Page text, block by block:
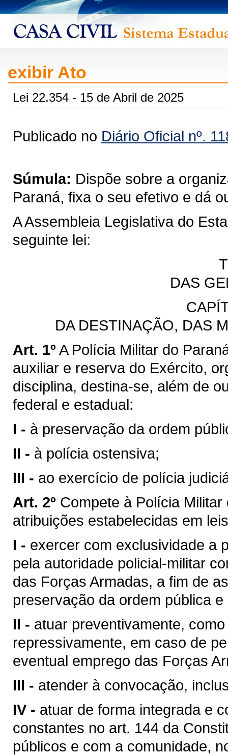
exibir Ato
Lei 22.354 - 15 de Abril de 2025
Publicado no Diário Oficial nº.
Súmula: Dispõe sobre a
Paraná, fixa o seu efetivo e dá
A Assembleia Legislativa do
seguinte lei:
DAS
DA DESTINAÇÃO, DAS
Art. 1º A Polícia Militar do
auxiliar e reserva do Exército,
disciplina, destina-se, além de
federal e estadual:
I - à preservação da ordem
II - à polícia ostensiva;
III - ao exercício de polícia
Art. 2º Compete à Polícia
atribuições estabelecidas em
I - exercer com exclusividade a
pela autoridade policial-militar
das Forças Armadas, a fim de
preservação da ordem pública
II - atuar preventivamente,
repressivamente, em caso de
eventual emprego das Forças
III - atender à convocação,
IV - atuar de forma integrada e
constantes no art. 144 da
públicos e com a comunidade,